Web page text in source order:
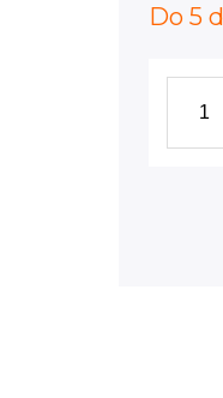
Do 5